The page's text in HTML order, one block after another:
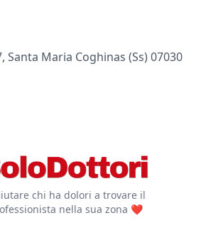
Santa Maria Coghinas (ss) 07030
chi ha dolori a trovare il
nella sua zona ❤️